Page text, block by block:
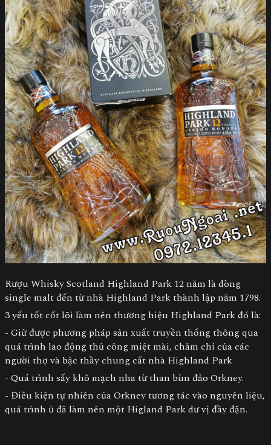
Rượu Whisky Scotland Highland Park 12 năm là dòng
single malt đến từ nhà Highland Park thành lập năm 1798.
3 yếu tốt cốt lõi làm nên thương hiệu Highland Park đó là:
- Giữ được phương pháp sản xuất truyền thống thông qua
quá trình lao động thủ công miệt mài, chăm chỉ của các
người thợ và bậc thầy chung cất nhà Highland Park
- Quá trình sấy khô mạch nha từ than bùn đảo Orkney.
- Điều kiện tự nhiên của Orkney tương tác vào nguyên liệu,
quá trình ủ đã làm nên một Higland Park dư vị đầy đặn.